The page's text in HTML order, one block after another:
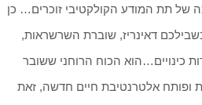
של תת המודע הקולקטיבי זוכרים… כן
בשבילכם דאינריז, שוברת השרשראות,
כינויים…הוא הכוח הרוחני ששובר
ופותח אלטרנטיבת חיים חדשה, זאת